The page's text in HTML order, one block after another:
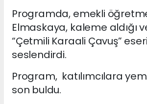
Programda, emekli
Elmaskaya, kaleme aldığı
“Çetmili Karaali Çavuş”
seslendirdi.
Program, katılımcılara
son buldu.